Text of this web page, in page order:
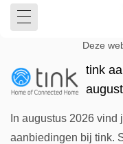
Deze
tink
In augustus 2026
aanbiedingen bij tink.